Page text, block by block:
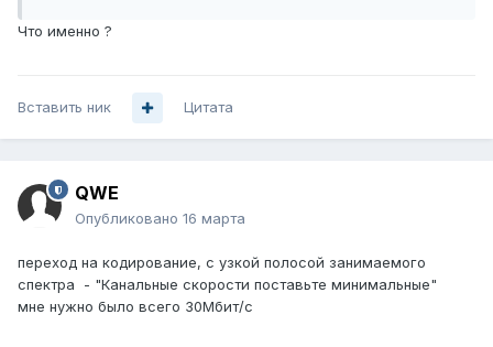
Что именно ?
Вставить ник Цитата
QWE
Опубликовано 16 марта
переход на кодирование, с узкой полосой занимаемого
спектра - "Канальные скорости поставьте минимальные"
мне нужно было всего 30Мбит/с